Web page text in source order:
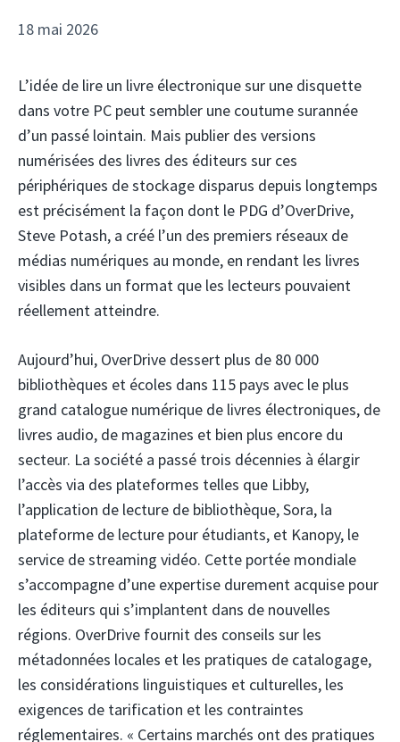
18 mai 2026
L’idée de lire un livre électronique sur une disquette
dans votre PC peut sembler une coutume surannée
d’un passé lointain. Mais publier des versions
numérisées des livres des éditeurs sur ces
périphériques de stockage disparus depuis longtemps
est précisément la façon dont le PDG d’OverDrive,
Steve Potash, a créé l’un des premiers réseaux de
médias numériques au monde, en rendant les livres
visibles dans un format que les lecteurs pouvaient
réellement atteindre.
Aujourd’hui, OverDrive dessert plus de 80 000
bibliothèques et écoles dans 115 pays avec le plus
grand catalogue numérique de livres électroniques, de
livres audio, de magazines et bien plus encore du
secteur. La société a passé trois décennies à élargir
l’accès via des plateformes telles que Libby,
l’application de lecture de bibliothèque, Sora, la
plateforme de lecture pour étudiants, et Kanopy, le
service de streaming vidéo. Cette portée mondiale
s’accompagne d’une expertise durement acquise pour
les éditeurs qui s’implantent dans de nouvelles
régions. OverDrive fournit des conseils sur les
métadonnées locales et les pratiques de catalogage,
les considérations linguistiques et culturelles, les
exigences de tarification et les contraintes
réglementaires. « Certains marchés ont des pratiques